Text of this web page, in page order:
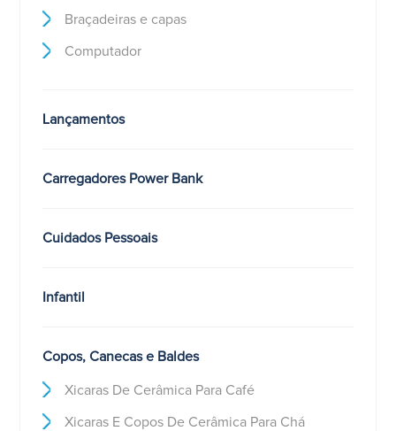
Braçadeiras e capas
Computador
Lançamentos
Carregadores Power Bank
Cuidados Pessoais
Infantil
Copos, Canecas e Baldes
Xicaras De Cerâmica Para Café
Xicaras E Copos De Cerâmica Para Chá